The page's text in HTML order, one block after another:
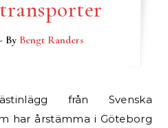
- By Bengt Randers
har årstämma i Göteborg